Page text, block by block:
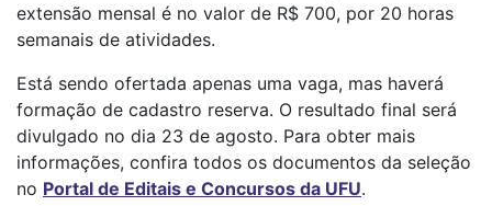
extensão mensal é no valor de R$ 700, por 20 horas
semanais de atividades.
Está sendo ofertada apenas uma vaga, mas haverá
formação de cadastro reserva. O resultado final será
divulgado no dia 23 de agosto. Para obter mais
informações, confira todos os documentos da seleção
no Portal de Editais e Concursos da UFU.